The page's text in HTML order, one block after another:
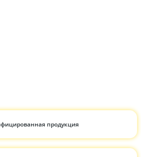
продукция